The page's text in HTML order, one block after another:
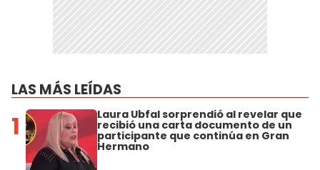
LAS MÁS LEÍDAS
1 Laura Ubfal sorprendió al revelar que
recibió una carta documento de un
participante que continúa en Gran
Hermano